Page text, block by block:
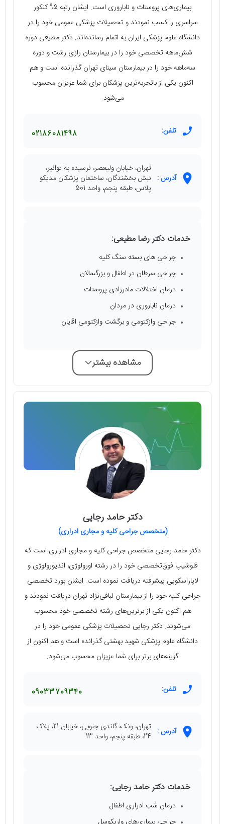
بیماری‌های پروستات و ناباروری است. ایشان رتبه 95 کنکور
سراسری را کسب نمودند و تحصیلات پزشکی عمومی خود را در
دانشگاه علوم پزشکی ایران به اتمام رسانده‌اند. دکتر مطیعی دوره
شش‌ماهه تخصصی خود را در بیمارستان رازی رشت و دوره
سه‌ماهه خود را در بیمارستان سینای تهران گذرانده است و هم
اکنون یکی از باتجربه‌ترین پزشکان برای شما عزیزان محسوب
می‌شود.
تلفن: 02186081498
آدرس :
تهران، خیابان ولیعصر، نرسیده به توانیر،
نبش بخشندگان، ساختمان پزشکان مدیکو
پلاس، طبقه پنجم، واحد 501
خدمات دکتر رضا مطیعی:
جراحی‌ های بسته سنگ کلیه
جراحی سرطان در اطفال و بزرگسالان
درمان اختلالات مادرزادی پروستات
درمان ناباروری در مردان
جراحی وازکتومی و برگشت وازکتومی اقایان
مشاهده بیشتر
دکتر حامد رجایی
(متخصص جراحی کلیه و مجاری ادراری)
دکتر حامد رجایی متخصص جراحی کلیه و مجاری ادراری است که
فلوشیپ فوق‌تخصصی خود را در رشته اورولوژی، اندیورولوژی و
لاپاراسکوپی پیشرفته دریافت نموده است. ایشان بورد تخصصی
جراحی کلیه خود را از بیمارستان لبافی‌نژاد تهران دریافت نمودند و
هم اکنون یکی از برترین‌های رشته تخصصی خود محسوب
می‌شوند. دکتر رجایی تحصیلات پزشکی عمومی خود را در
دانشگاه علوم پزشکی شهید بهشتی گذرانده است و هم اکنون از
گزینه‌های برتر برای شما عزیزان محسوب می‌شود.
تلفن: 09033709340
آدرس :
تهران، ونک، گاندی جنوبی، خیابان 21، پلاک
24، طبقه پنجم، واحد 13
خدمات دکتر حامد رجایی:
درمان شب ادراری اطفال